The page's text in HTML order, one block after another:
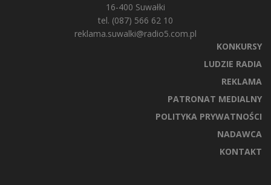
16-400 Suwałki
tel. (087) 566 62 10
reklama.suwalki@radio5.com.pl
KONKURSY
LUDZIE RADIA
REKLAMA
PATRONAT MEDIALNY
POLITYKA PRYWATNOŚCI
NADAWCA
KONTAKT